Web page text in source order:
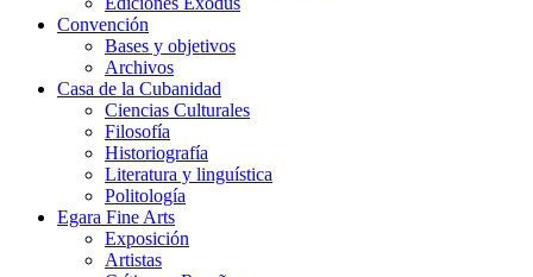
Convención
Bases y objetivos
Archivos
Casa de la Cubanidad
Ciencias Culturales
Filosofía
Historiografía
Literatura y linguística
Politología
Egara Fine Arts
Exposición
Artistas